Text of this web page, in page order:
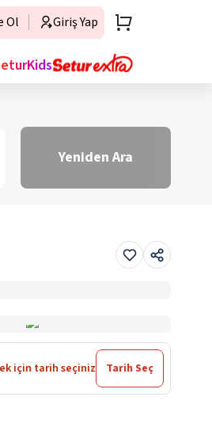
Ol Giriş Yap
Yeniden Ara
için tarih seçiniz Tarih Seç